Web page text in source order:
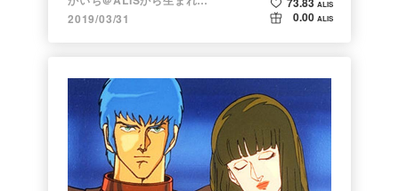
2019/03/31
ALIS
0.00 ALIS